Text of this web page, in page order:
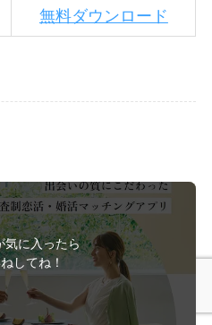
無料ダウンロード
気に入ったら
してね！